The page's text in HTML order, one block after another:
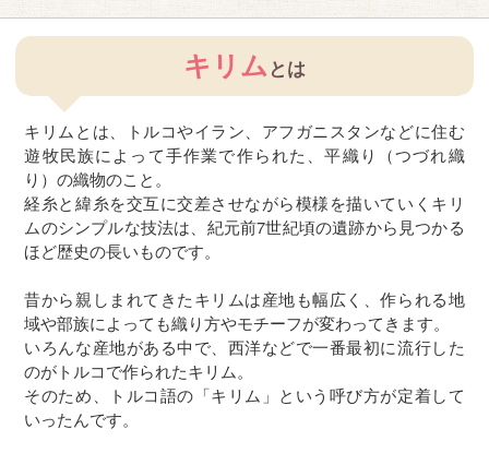
キリムとは
キリムとは、トルコやイラン、アフガニスタンなどに住む
遊牧民族によって手作業で作られた、平織り（つづれ織
り）の織物のこと。
経糸と緯糸を交互に交差させながら模様を描いていくキリ
ムのシンプルな技法は、紀元前7世紀頃の遺跡から見つかる
ほど歴史の長いものです。
昔から親しまれてきたキリムは産地も幅広く、作られる地
域や部族によっても織り方やモチーフが変わってきます。
いろんな産地がある中で、西洋などで一番最初に流行した
のがトルコで作られたキリム。
そのため、トルコ語の「キリム」という呼び方が定着して
いったんです。